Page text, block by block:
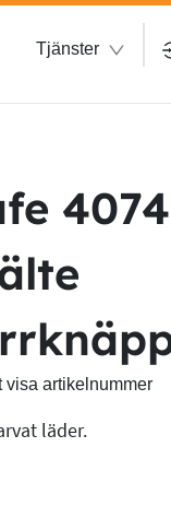
Tjänster
visa artikelnummer
läder.